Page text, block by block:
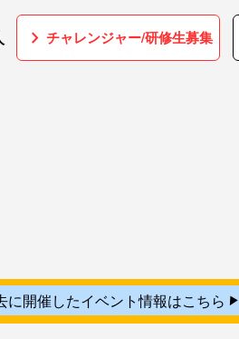
chevron_right チャレンジャー/研修生募集
に開催したイベント情報はこちら▼